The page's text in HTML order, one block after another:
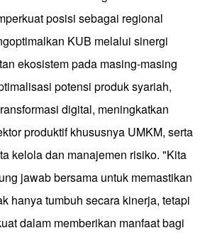
posisi sebagai regional
KUB melalui sinergi
ekosistem pada masing-masing
potensi produk syariah,
digital, meningkatkan
produktif khususnya UMKM, serta
kelola dan manajemen risiko. "Kita
jawab bersama untuk memastikan
hanya tumbuh secara kinerja, tetapi
dalam memberikan manfaat bagi